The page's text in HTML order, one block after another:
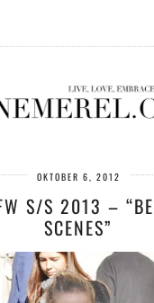
OKTOBER 6, 2012
S/S 2013 –
SCENES”